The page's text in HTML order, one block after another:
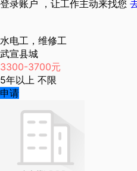
登录账户 ，让工作主动来找您
水电工，维修工
武宣县城
3300-3700元
5年以上 不限
申请